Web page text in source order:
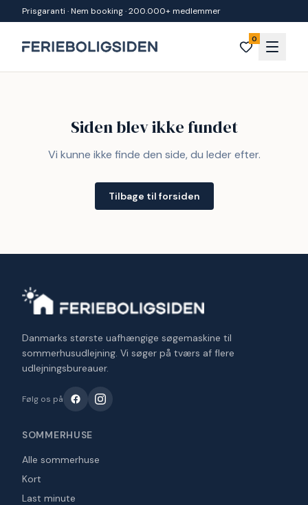
Spring til indhold
Prisgaranti · Nem booking · 200.000+ medlemmer
0
Siden blev ikke fundet
Vi kunne ikke finde den side, du leder efter.
Tilbage til forsiden
Danmarks største uafhængige søgemaskine til
sommerhusudlejning. Vi søger på tværs af flere
udlejningsbureauer.
Følg os på
SOMMERHUSE
Alle sommerhuse
Kort
Last minute